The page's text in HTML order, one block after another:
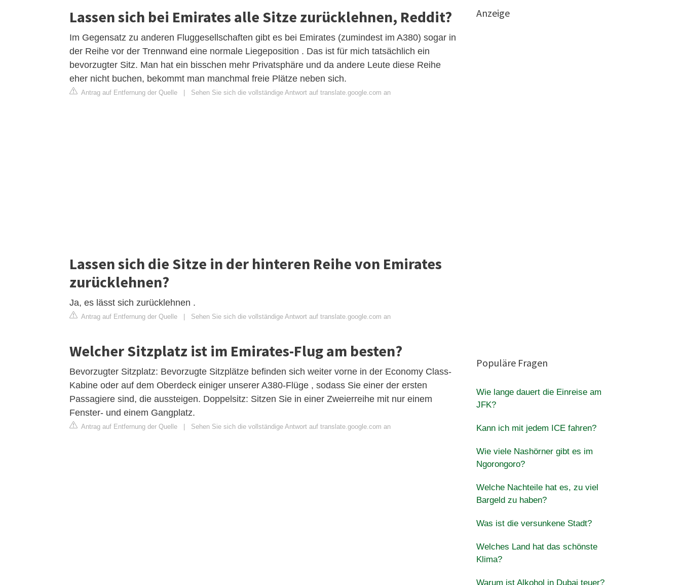
Lassen sich bei Emirates alle Sitze zurücklehnen, Reddit?
Im Gegensatz zu anderen Fluggesellschaften gibt es bei Emirates (zumindest im A380) sogar in
der Reihe vor der Trennwand eine normale Liegeposition . Das ist für mich tatsächlich ein
bevorzugter Sitz. Man hat ein bisschen mehr Privatsphäre und da andere Leute diese Reihe
eher nicht buchen, bekommt man manchmal freie Plätze neben sich.
Antrag auf Entfernung der Quelle Sehen Sie sich die vollständige Antwort auf translate.google.com an
Lassen sich die Sitze in der hinteren Reihe von Emirates
zurücklehnen?
Ja, es lässt sich zurücklehnen .
Antrag auf Entfernung der Quelle Sehen Sie sich die vollständige Antwort auf translate.google.com an
Welcher Sitzplatz ist im Emirates-Flug am besten?
Bevorzugter Sitzplatz: Bevorzugte Sitzplätze befinden sich weiter vorne in der Economy Class-
Kabine oder auf dem Oberdeck einiger unserer A380-Flüge , sodass Sie einer der ersten
Passagiere sind, die aussteigen. Doppelsitz: Sitzen Sie in einer Zweierreihe mit nur einem
Fenster- und einem Gangplatz.
Antrag auf Entfernung der Quelle Sehen Sie sich die vollständige Antwort auf translate.google.com an
Anzeige
Populäre Fragen
Wie lange dauert die Einreise am
JFK?
Kann ich mit jedem ICE fahren?
Wie viele Nashörner gibt es im
Ngorongoro?
Welche Nachteile hat es, zu viel
Bargeld zu haben?
Was ist die versunkene Stadt?
Welches Land hat das schönste
Klima?
Warum ist Alkohol in Dubai teuer?